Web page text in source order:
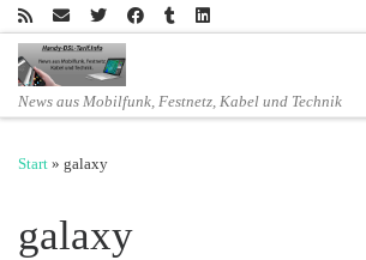
Zum Inhalt springen
News aus Mobilfunk, Festnetz, Kabel und Technik
Start » galaxy
galaxy